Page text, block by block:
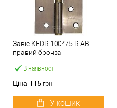
В наявності
Завіс KEDR 100*75 R AB
правий бронза
Ціна 115 грн.
У кошик